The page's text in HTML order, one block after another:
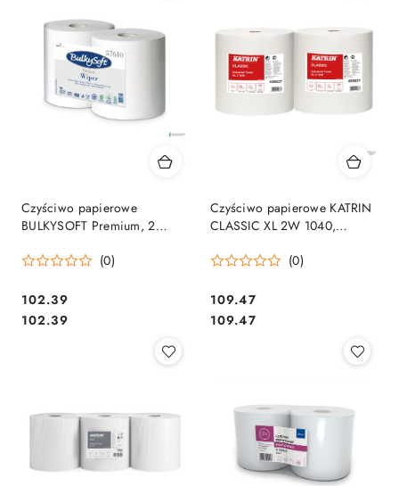
Czyściwo papierowe
BULKYSOFT Premium, 2
długość 300m, idealne do
(0)
Cena:
102.39
Cena:
102.39
Czyściwo papierowe KATRIN
CLASSIC XL 2W 1040,
(0)
Cena:
109.47
Cena:
109.47